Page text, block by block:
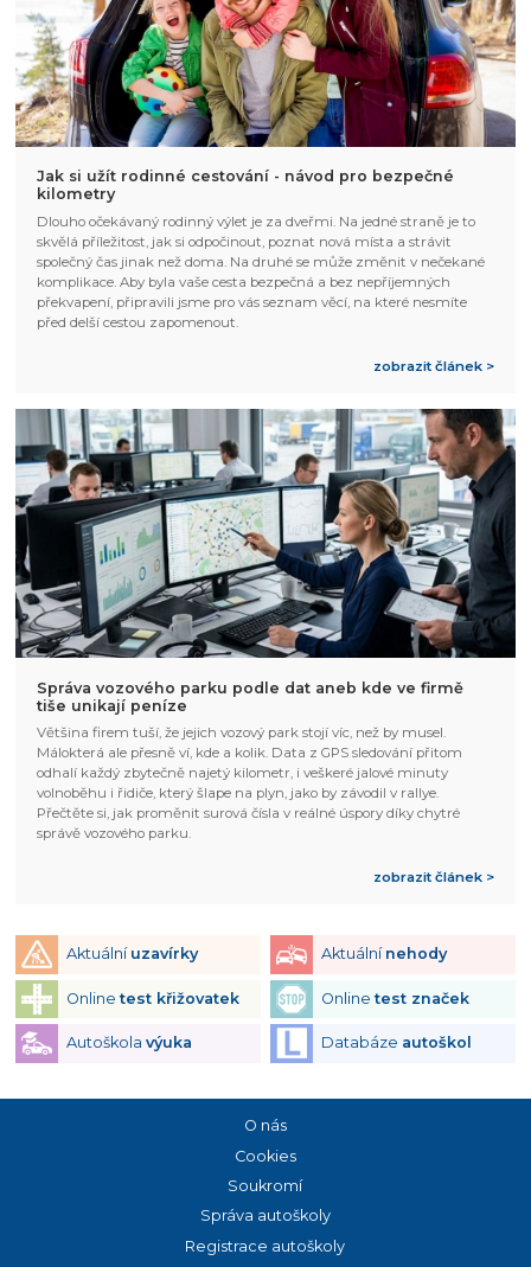
Jak si užít rodinné cestování - návod pro bezpečné
kilometry
Dlouho očekávaný rodinný výlet je za dveřmi. Na jedné straně je to
skvělá příležitost, jak si odpočinout, poznat nová místa a strávit
společný čas jinak než doma. Na druhé se může změnit v nečekané
komplikace. Aby byla vaše cesta bezpečná a bez nepříjemných
překvapení, připravili jsme pro vás seznam věcí, na které nesmíte
před delší cestou zapomenout.
zobrazit článek >
Správa vozového parku podle dat aneb kde ve firmě
tiše unikají peníze
Většina firem tuší, že jejich vozový park stojí víc, než by musel.
Málokterá ale přesně ví, kde a kolik. Data z GPS sledování přitom
odhalí každý zbytečně najetý kilometr, i veškeré jalové minuty
volnoběhu i řidiče, který šlape na plyn, jako by závodil v rallye.
Přečtěte si, jak proměnit surová čísla v reálné úspory díky chytré
správě vozového parku.
zobrazit článek >
Aktuální uzavírky Aktuální nehody
Onlinetest křižovatek Onlinetest značek
Autoškola výuka Databáze autoškol
O nás
Cookies
Soukromí
Správa autoškoly
Registrace autoškoly